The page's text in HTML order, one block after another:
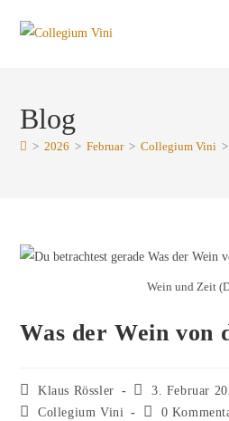
Inhalt
Blog
> 2026 > Februar > Collegium Vini >
Wein und Zeit
Was der Wein von
Beitrags-
Autor:
Klaus Rössler
Beitrag
veröffentlicht:
3. Februar
Beitrags-
Collegium Vini
Beitrags-
0